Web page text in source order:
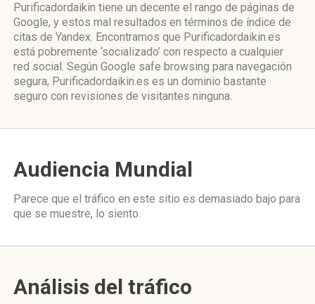
Purificadordaikin tiene un decente el rango de páginas de
Google, y estos mal resultados en términos de índice de
citas de Yandex. Encontramos que Purificadordaikin.es
está pobremente ‘socializado’ con respecto a cualquier
red social. Según Google safe browsing para navegación
segura, Purificadordaikin.es es un dominio bastante
seguro con revisiones de visitantes ninguna.
Audiencia Mundial
Parece que el tráfico en este sitio es demasiado bajo para
que se muestre, lo siento.
Análisis del tráfico